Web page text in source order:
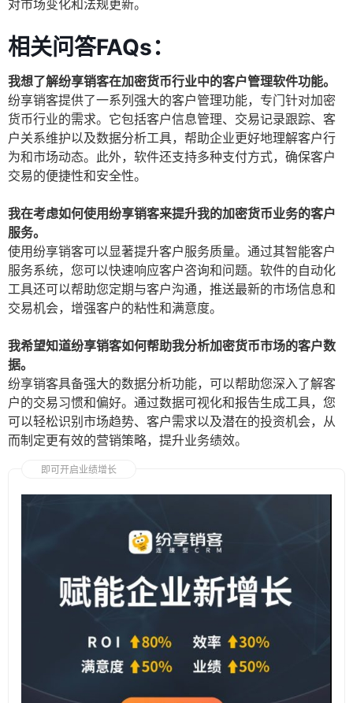
对市场变化和法规更新。
相关问答FAQs：
我想了解纷享销客在加密货币行业中的客户管理软件功能。
纷享销客提供了一系列强大的客户管理功能，专门针对加密
货币行业的需求。它包括客户信息管理、交易记录跟踪、客
户关系维护以及数据分析工具，帮助企业更好地理解客户行
为和市场动态。此外，软件还支持多种支付方式，确保客户
交易的便捷性和安全性。
我在考虑如何使用纷享销客来提升我的加密货币业务的客户
服务。
使用纷享销客可以显著提升客户服务质量。通过其智能客户
服务系统，您可以快速响应客户咨询和问题。软件的自动化
工具还可以帮助您定期与客户沟通，推送最新的市场信息和
交易机会，增强客户的粘性和满意度。
我希望知道纷享销客如何帮助我分析加密货币市场的客户数
据。
纷享销客具备强大的数据分析功能，可以帮助您深入了解客
户的交易习惯和偏好。通过数据可视化和报告生成工具，您
可以轻松识别市场趋势、客户需求以及潜在的投资机会，从
而制定更有效的营销策略，提升业务绩效。
即可开启业绩增长